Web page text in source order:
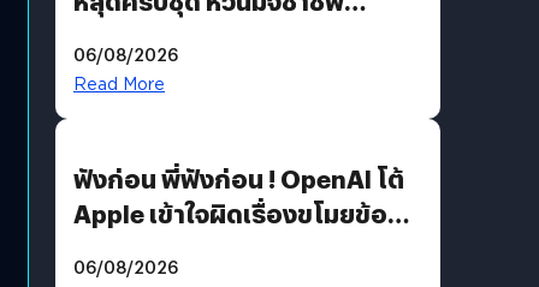
รหัสผ่านหลุด ไม่ใช่แฮ็กเกอร์
06/08/2026
Read More
ฟังก่อน พี่ฟังก่อน ! OpenAI โต้
Apple เข้าใจผิดเรื่องขโมยข้อมูล
06/08/2026